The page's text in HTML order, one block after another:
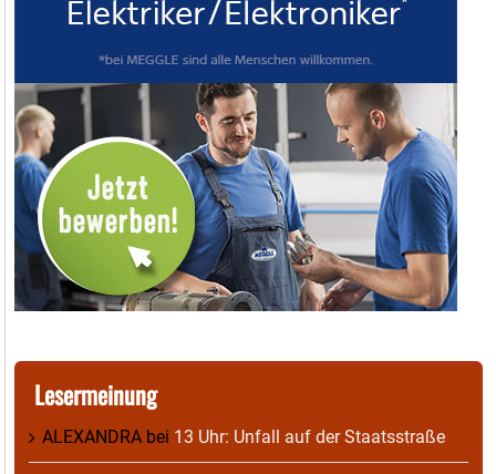
Lesermeinung
ALEXANDRA bei 13 Uhr: Unfall auf der Staatsstraße